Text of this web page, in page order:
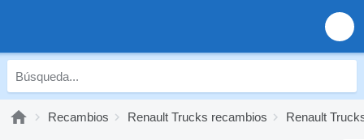
Recambios Renault Trucks recambios Renault